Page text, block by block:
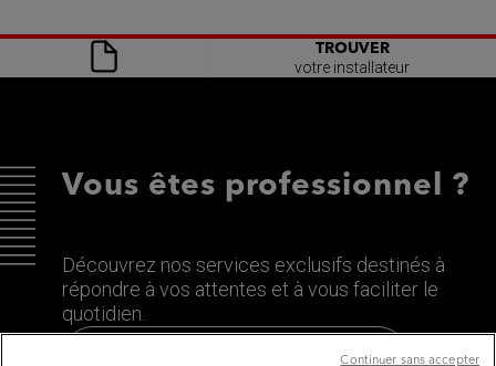
TROUVER
votre installateur
Vous êtes professionnel ?
Découvrez nos services exclusifs destinés à
répondre à vos attentes et à vous faciliter le
quotidien.
Découvrez le site dédié aux ProsContinuer sans accepter